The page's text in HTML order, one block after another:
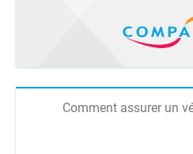
Comment assurer un